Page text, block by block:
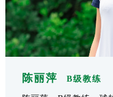
陈丽萍 B级教练